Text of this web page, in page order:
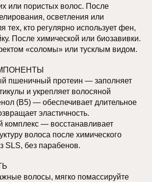
или пористых волос. После
осветления или
тех, кто регулярно использует фен,
После химической или биозавивки.
«соломы» или тусклым видом.
пшеничный протеин — заполняет
и укрепляет волосяной
(B5) — обеспечивает длительное
эластичность.
комплекс — восстанавливает
волоса после химического
SLS, без парабенов.
волосы, мягко помассируйте